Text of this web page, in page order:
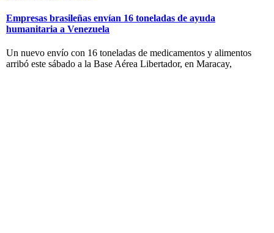
Empresas brasileñas envían 16 toneladas de ayuda
humanitaria a Venezuela
Un nuevo envío con 16 toneladas de medicamentos y alimentos
arribó este sábado a la Base Aérea Libertador, en Maracay,